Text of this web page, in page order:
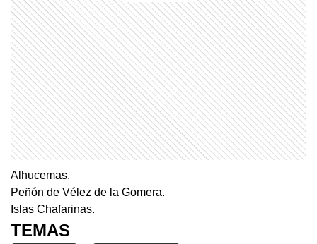
Alhucemas.
Peñón de Vélez de la Gomera.
Islas Chafarinas.
TEMAS